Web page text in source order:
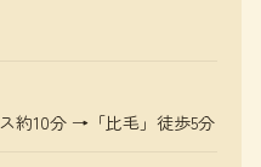
約10分 →「比毛」徒歩5分